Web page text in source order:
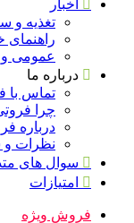
اخبار
تغذیه و
راهنمای
عمومی
درباره ما
تماس با
چرا
درباره
نظرات
سوال های
امتیازات
فروش ویژه